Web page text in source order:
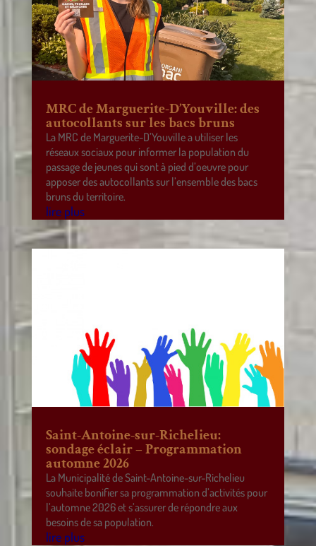
MRC de Marguerite-D’Youville: des
autocollants sur les bacs bruns
La MRC de Marguerite-D’Youville a utiliser les
réseaux sociaux pour informer la population du
passage de jeunes qui sont à pied d’oeuvre pour
apposer des autocollants sur l’ensemble des bacs
bruns du territoire.
lire plus
Saint-Antoine-sur-Richelieu:
sondage éclair – Programmation
automne 2026
La Municipalité de Saint-Antoine-sur-Richelieu
souhaite bonifier sa programmation d’activités pour
l’automne 2026 et s’assurer de répondre aux
besoins de sa population.
lire plus